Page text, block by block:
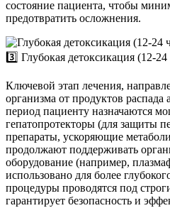
состояние пациента, чтобы
предотвратить осложнения.
3️⃣ Глубокая детоксикация (12-24
Ключевой этап лечения,
организма от продуктов распада
период пациенту назначаются
гепатопротекторы (для защиты
препараты, ускоряющие
продолжают поддерживать
оборудование (например,
использовано для более
процедуры проводятся под
гарантирует безопасность и